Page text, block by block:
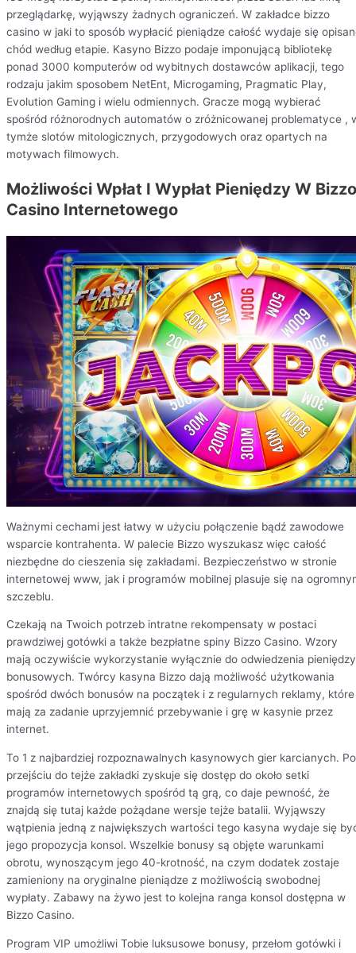
przeglądarkę, wyjąwszy żadnych ograniczeń. W zakładce bizzo
casino w jaki to sposób wypłacić pieniądze całość wydaje się
chód według etapie. Kasyno Bizzo podaje imponującą bibliotekę
ponad 3000 komputerów od wybitnych dostawców aplikacji, tego
rodzaju jakim sposobem NetEnt, Microgaming, Pragmatic Play,
Evolution Gaming i wielu odmiennych. Gracze mogą wybierać
spośród różnorodnych automatów o zróżnicowanej problematyce ,
tymże slotów mitologicznych, przygodowych oraz opartych na
motywach filmowych.
Możliwości Wpłat I Wypłat Pieniędzy W Bizzo
Casino Internetowego
Ważnymi cechami jest łatwy w użyciu połączenie bądź zawodowe
wsparcie kontrahenta. W palecie Bizzo wyszukasz więc całość
niezbędne do cieszenia się zakładami. Bezpieczeństwo w stronie
internetowej www, jak i programów mobilnej plasuje się na
szczeblu.
Czekają na Twoich potrzeb intratne rekompensaty w postaci
prawdziwej gotówki a także bezpłatne spiny Bizzo Casino. Wzory
mają oczywiście wykorzystanie wyłącznie do odwiedzenia pieniędzy
bonusowych. Twórcy kasyna Bizzo dają możliwość użytkowania
spośród dwóch bonusów na początek i z regularnych reklamy, które
mają za zadanie uprzyjemnić przebywanie i grę w kasynie przez
internet.
To 1 z najbardziej rozpoznawalnych kasynowych gier karcianych. Po
przejściu do tejże zakładki zyskuje się dostęp do około setki
programów internetowych spośród tą grą, co daje pewność, że
znajdą się tutaj każde pożądane wersje tejże batalii. Wyjąwszy
wątpienia jedną z największych wartości tego kasyna wydaje się
jego propozycja konsol. Wszelkie bonusy są objęte warunkami
obrotu, wynoszącym jego 40-krotność, na czym dodatek zostaje
zamieniony na oryginalne pieniądze z możliwością swobodnej
wypłaty. Zabawy na żywo jest to kolejna ranga konsol dostępna w
Bizzo Casino.
Program VIP umożliwi Tobie luksusowe bonusy, przełom gotówki i